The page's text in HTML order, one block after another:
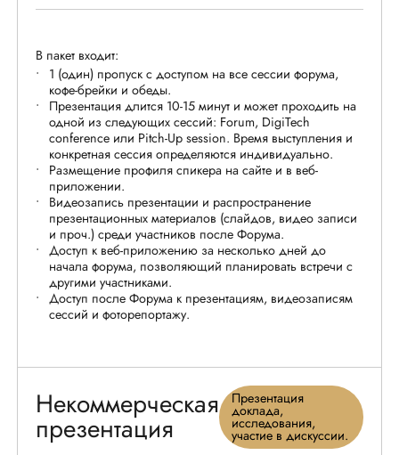
В пакет входит:
1 (один) пропуск с доступом на все сессии форума,
кофе-брейки и обеды.
Презентация длится 10-15 минут и может проходить на
одной из следующих сессий: Forum, DigiTech
conference или Pitch-Up session. Время выступления и
конкретная сессия определяются индивидуально.
Размещение профиля спикера на сайте и в веб-
приложении.
Видеозапись презентации и распространение
презентационных материалов (слайдов, видео записи
и проч.) среди участников после Форума.
Доступ к веб-приложению за несколько дней до
начала форума, позволяющий планировать встречи с
другими участниками.
Доступ после Форума к презентациям, видеозаписям
сессий и фоторепортажу.
Некоммерческая
презентация
Презентация
доклада,
исследования,
участие в дискуссии.